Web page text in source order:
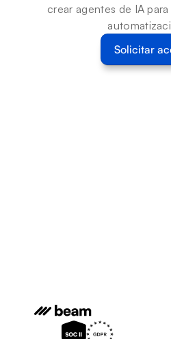
crear agentes de IA
Solicitar